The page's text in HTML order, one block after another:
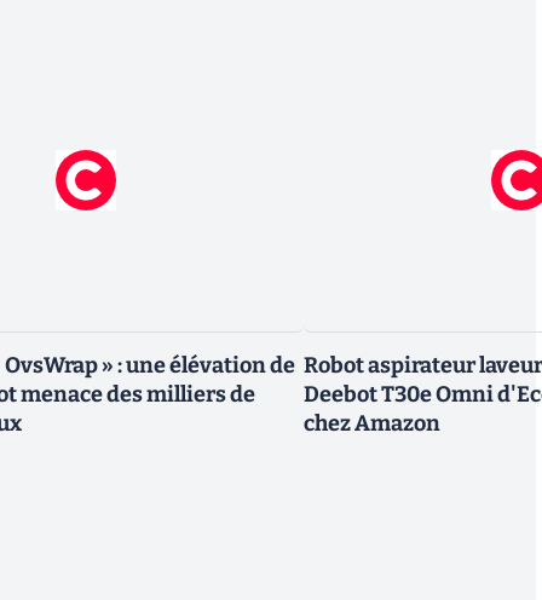
» : une élévation de
menace des milliers de
Robot aspirateur
Deebot T30e Omni
chez Amazon